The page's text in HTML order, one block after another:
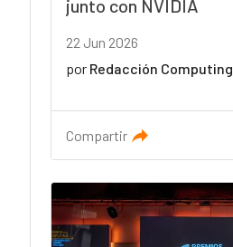
junto con NVIDIA
22 Jun 2026
por Redacción Computing
Compartir